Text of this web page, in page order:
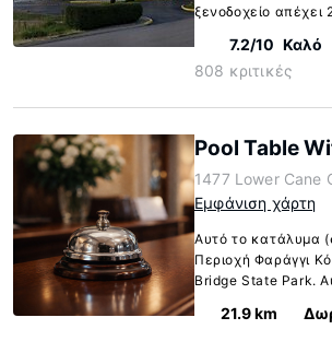
ξενοδοχείο απέχει
7.2/10 Καλό
808 κριτικές
Pool Table
1477 Lower Cane
Εμφάνιση χάρτη
Αυτό το κατάλυμα
Περιοχή Φαράγγι
Bridge State Park.
21.9 km